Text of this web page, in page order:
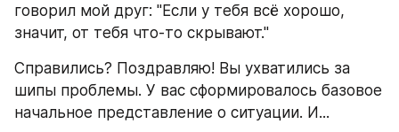
говорил мой друг: "Если у тебя всё хорошо,
значит, от тебя что-то скрывают."
Справились? Поздравляю! Вы ухватились за
шипы проблемы. У вас сформировалось базовое
начальное представление о ситуации. И...